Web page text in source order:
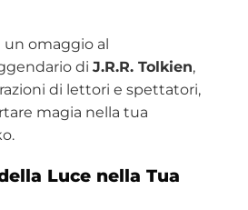
omaggio al
di J.R.R. Tolkien,
di lettori e spettatori,
magia nella tua
Luce nella Tua